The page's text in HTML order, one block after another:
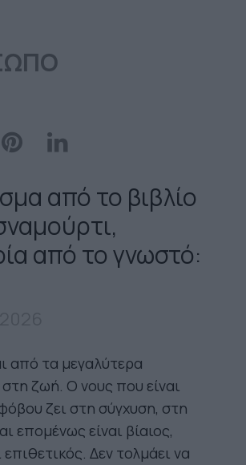
από το βιβλίο
από το γνωστό:
από τα μεγαλύτερα
ζωή. Ο νους που είναι
ζει στη σύγχυση, στη
επομένως είναι βίαιος,
Δεν τολμάει να